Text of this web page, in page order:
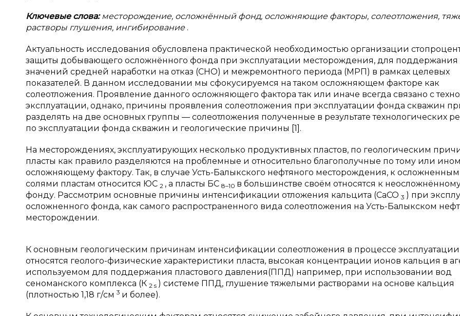
Ключевые слова:месторождение, осложнённый фонд, осложняющие факторы, солеотложения,
растворы глушения, ингибирование .
Актуальность исследования обусловлена практической необходимостью организации
защиты добывающего осложнённого фонда при эксплуатации месторождения, для поддержания
значений средней наработки на отказ (СНО) и межремонтного периода (МРП) в рамках целевых
показателей. В данном исследовании мы сфокусируемся на таком осложняющем факторе как
солеотложения. Проявление данного осложняющего фактора так или иначе всегда связано с
эксплуатации, однако, причины проявления солеотложения при эксплуатации фонда скважин
разделять на две основных группы — солеотложения полученные в результате технологических
по эксплуатации фонда скважин и геологические причины [1].
На месторождениях, эксплуатирующих несколько продуктивных пластов, по геологическим
пласты как правило разделяются на проблемные и относительно благополучные по тому или
осложняющему фактору. Так, в случае Усть-Балыкского нефтяного месторождения, к осложненным
солями пластам относится ЮС 2 , а пласты БС 8–10 в большинстве своём относятся к
фонду. Рассмотрим основные причины интенсификации отложения кальцита (CaCO 3 ) при
осложненного фонда, как самого распространенного вида солеотложения на Усть-Балыкском
месторождении.
К основным геологическим причинам интенсификации солеотложения в процессе эксплуатации
относятся геолого-физические характеристики пласта, высокая концентрации ионов кальция в
используемом для поддержания пластового давления(ППД) например, при использовании вод
сеноманского комплекса (К 2 s ) системе ППД, глушение тяжелыми растворами на основе кальция
(плотностью 1,18 г/см 3 и более).